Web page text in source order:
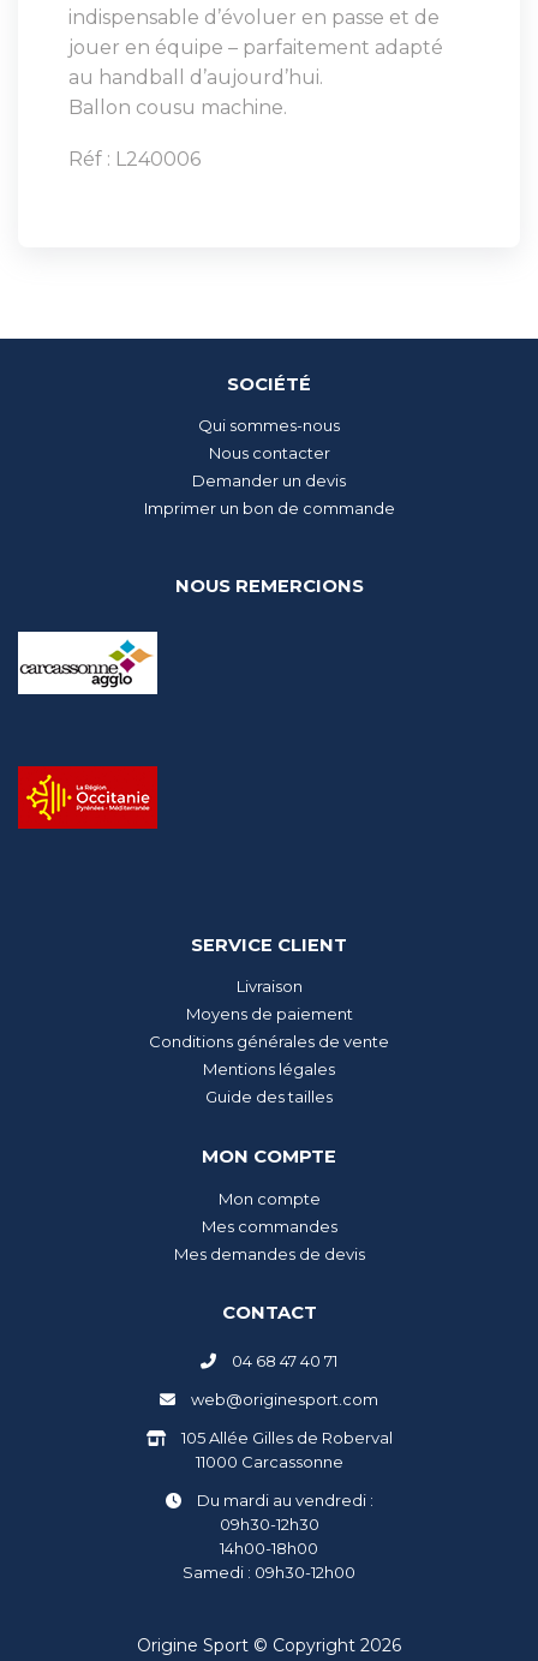
indispensable d’évoluer en passe et de
jouer en équipe – parfaitement adapté
au handball d’aujourd’hui.
Ballon cousu machine.
Réf : L240006
SOCIÉTÉ
Qui sommes-nous
Nous contacter
Demander un devis
Imprimer un bon de commande
NOUS REMERCIONS
SERVICE CLIENT
Livraison
Moyens de paiement
Conditions générales de vente
Mentions légales
Guide des tailles
MON COMPTE
Mon compte
Mes commandes
Mes demandes de devis
CONTACT
04 68 47 40 71
web@originesport.com
105 Allée Gilles de Roberval
11000 Carcassonne
Du mardi au vendredi :
09h30-12h30
14h00-18h00
Samedi : 09h30-12h00
Origine Sport © Copyright 2026